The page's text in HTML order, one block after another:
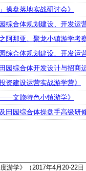
操盘落地实战研讨会》
综合体规划建设、开发
阿那亚、聚龙小镇游学考
综合体规划建设、开发
园综合体开发设计与招商
资建设运营实战游学营》
文旅特色小镇游学》
田园综合体操盘手高级研